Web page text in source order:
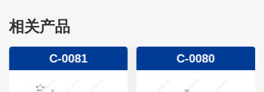
相关产品
C-0081 C-0080